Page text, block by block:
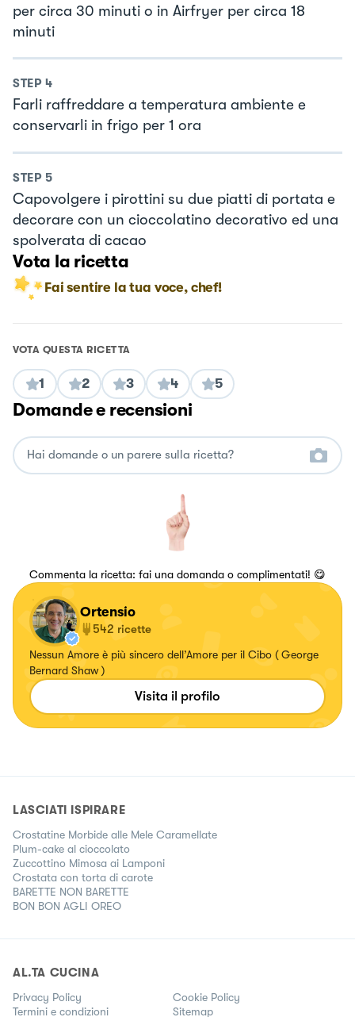
per circa 30 minuti o in Airfryer per circa 18
minuti
STEP 4
Farli raffreddare a temperatura ambiente e
conservarli in frigo per 1 ora
STEP 5
Capovolgere i pirottini su due piatti di portata e
decorare con un cioccolatino decorativo ed una
spolverata di cacao
Vota la ricetta
Fai sentire la tua voce, chef!
VOTA QUESTA RICETTA
1 2 3 4 5
Domande e recensioni
Commenta la ricetta: fai una domanda o complimentati! 😋
Ortensio
542 ricette
Nessun Amore è più sincero dell’Amore per il Cibo ( George
Bernard Shaw )
Visita il profilo
LASCIATI ISPIRARE
Crostatine Morbide alle Mele Caramellate
Plum-cake al cioccolato
Zuccottino Mimosa ai Lamponi
Crostata con torta di carote
BARETTE NON BARETTE
BON BON AGLI OREO
AL.TA CUCINA
Privacy Policy
Cookie Policy
Termini e condizioni
Sitemap